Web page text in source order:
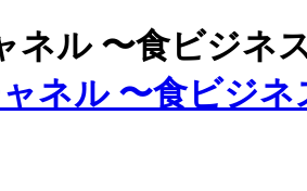
ネル 〜食ビジネ